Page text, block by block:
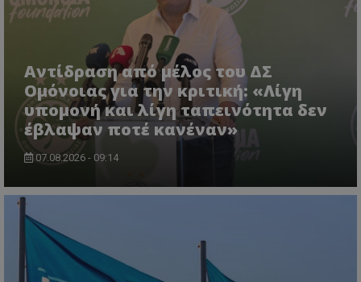
Αντίδραση από μέλος του ΔΣ
Ομόνοιας για την κριτική: «Λίγη
υπομονή και λίγη ταπεινότητα δεν
έβλαψαν ποτέ κανέναν»
07.08.2026 - 09:14